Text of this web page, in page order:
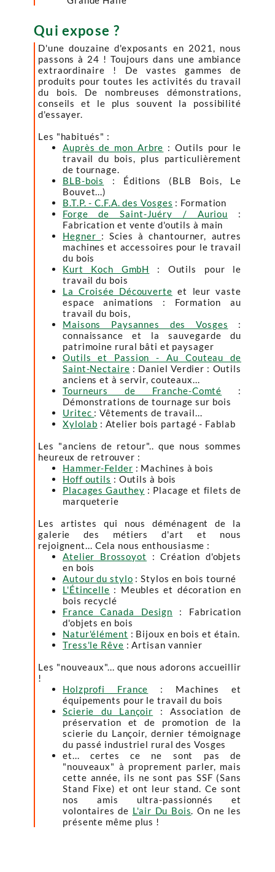
Qui expose ?
D'une douzaine d'exposants en 2021, nous
passons à 24 ! Toujours dans une ambiance
extraordinaire ! De vastes gammes de
produits pour toutes les activités du travail
du bois. De nombreuses démonstrations,
conseils et le plus souvent la possibilité
d'essayer.
Les "habitués" :
Auprès de mon Arbre : Outils pour le
travail du bois, plus particulièrement
de tournage.
BLB-bois
: Éditions (BLB Bois, Le
Bouvet...)
B.T.P. - C.F.A. des Vosges : Formation
Forge de Saint-Juéry / Auriou :
Fabrication et vente d'outils à main
Hegner : Scies à chantourner, autres
machines et accessoires pour le travail
du bois
Kurt Koch GmbH
: Outils pour le
travail du bois
La Croisée Découverte et leur vaste
espace animations : Formation au
travail du bois,
Maisons Paysannes des Vosges :
connaissance et la sauvegarde du
patrimoine rural bâti et paysager
Outils et Passion - Au Couteau de
Saint-Nectaire : Daniel Verdier : Outils
anciens et à servir, couteaux...
Tourneurs de Franche-Comté :
Démonstrations de tournage sur bois
Uritec : Vêtements de travail...
Xylolab : Atelier bois partagé - Fablab
Les "anciens de retour".. que nous sommes
heureux de retrouver :
Hammer-Felder : Machines à bois
Hoff outils : Outils à bois
Placages Gauthey : Placage et filets de
marqueterie
Les artistes qui nous déménagent de la
galerie des métiers d'art et nous
rejoignent... Cela nous enthousiasme :
Atelier Brossoyot
: Création d'objets
en bois
Autour du stylo : Stylos en bois tourné
L'Étincelle : Meubles et décoration en
bois recyclé
France Canada Design : Fabrication
d'objets en bois
Natur'élément : Bijoux en bois et étain.
Tress'le Rêve : Artisan vannier
Les "nouveaux"... que nous adorons accueillir
!
Holzprofi France : Machines et
équipements pour le travail du bois
Scierie du Lançoir : Association de
préservation et de promotion de la
scierie du Lançoir, dernier témoignage
du passé industriel rural des Vosges
et... certes ce ne sont pas de
"nouveaux" à proprement parler, mais
cette année, ils ne sont pas SSF (Sans
Stand Fixe) et ont leur stand. Ce sont
nos amis ultra-passionnés et
volontaires de L'air Du Bois. On ne les
présente même plus !